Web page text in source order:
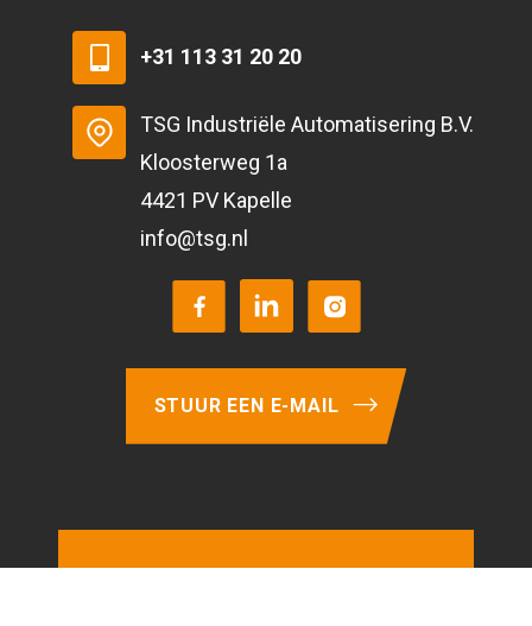
+31 113 31 20 20
TSG Industriële Automatisering B.V.
Kloosterweg 1a
4421 PV Kapelle
info@tsg.nl
STUUR EEN E-MAIL